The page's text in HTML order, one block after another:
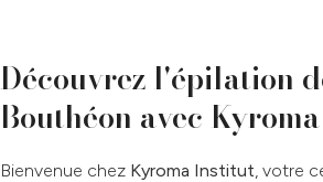
Découvrez l'épilation
Bouthéon avec
Bienvenue chez Kyroma Institut, votre